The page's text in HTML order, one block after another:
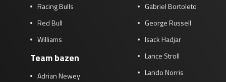
Racing Bulls
Red Bull
Williams
Team bazen
Adrian Newey
Gabriel Bortoleto
George Russell
Isack Hadjar
Lance Stroll
Lando Norris